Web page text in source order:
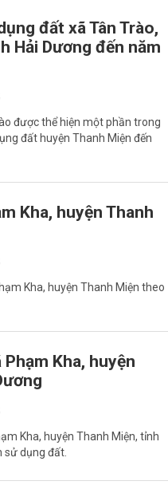
đất xã Tân Trào,
Hải Dương đến năm
được thể hiện một phần trong
đất huyện Thanh Miện đến
Kha, huyện Thanh
Kha, huyện Thanh Miện theo
Kha, huyện
Kha, huyện Thanh Miện, tỉnh
sử dụng đất.